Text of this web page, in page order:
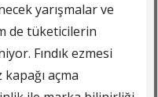
yarışmalar ve
de tüketicilerin
Fındık ezmesi
açma